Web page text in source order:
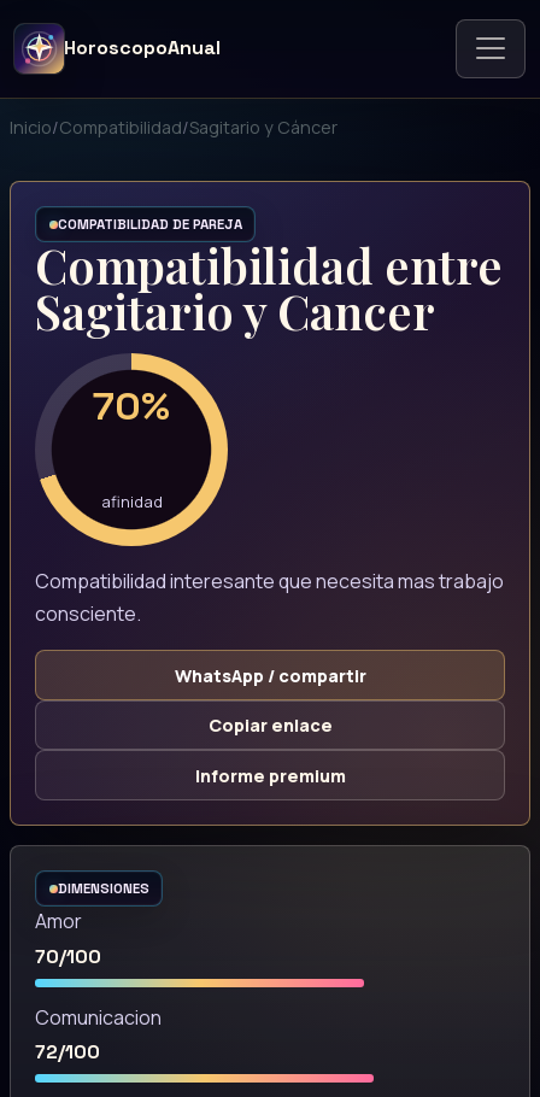
HoroscopoAnual
Inicio/Compatibilidad/Sagitario y Cáncer
COMPATIBILIDAD DE PAREJA
Compatibilidad entre
Sagitario y Cancer
70%
afinidad
Compatibilidad interesante que necesita mas trabajo
consciente.
WhatsApp / compartir
Copiar enlace
Informe premium
DIMENSIONES
Amor
70/100
Comunicacion
72/100